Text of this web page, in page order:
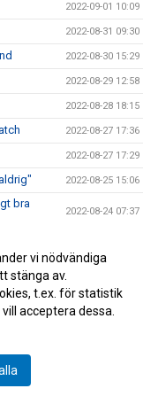
2022-09-01 10:09
2022-08-31 09:30
2022-08-30 15:29
2022-08-29 12:58
2022-08-28 18:15
2022-08-27 17:36
2022-08-27 17:29
2022-08-25 15:06
bra
2022-08-24 07:37
2022-08-22 19:37
2022-08-20 16:29
2022-08-17 13:01
vi nödvändiga
stänga av.
t.ex. för statistik
acceptera dessa.